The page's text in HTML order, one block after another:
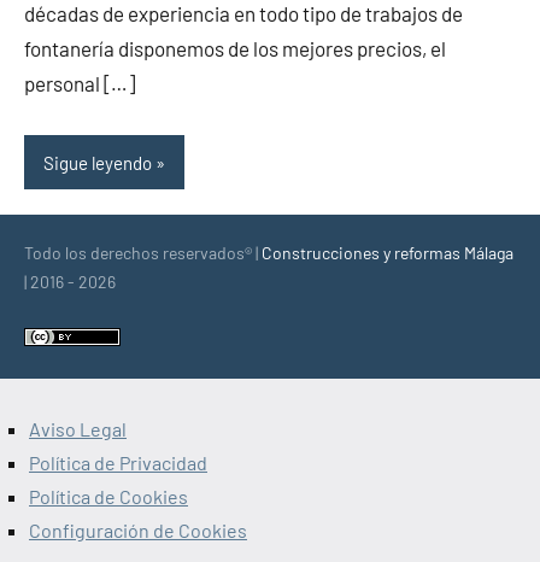
décadas de experiencia en todo tipo de trabajos de
fontanería disponemos de los mejores precios, el
personal […]
Sigue leyendo
Todo los derechos reservados® | Construcciones y reformas Málaga
| 2016 - 2026
Aviso Legal
Política de Privacidad
Política de Cookies
Configuración de Cookies